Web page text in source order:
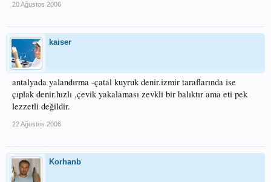
20 Ağustos 2006
kaiser
antalyada yalandırma -çatal kuyruk denir.izmir taraflarında ise
çıplak denir.hızlı ,çevik yakalaması zevkli bir balıktır ama eti pek
lezzetli değildir.
22 Ağustos 2006
Korhanb